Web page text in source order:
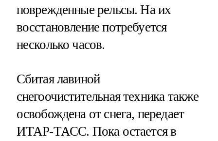
поврежденные рельсы. На их
восстановление потребуется
несколько часов.
Сбитая лавиной
снегоочистительная техника также
освобождена от снега, передает
ИТАР-ТАСС. Пока остается в